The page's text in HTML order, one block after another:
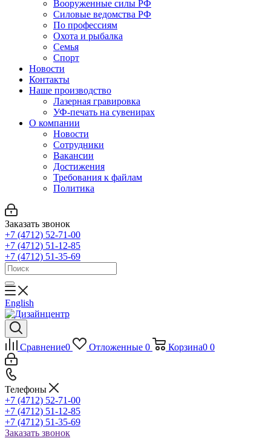
Вооруженные силы РФ
Силовые ведомства РФ
По профессиям
Охота и рыбалка
Семья
Спорт
Новости
Контакты
Наше производство
Лазерная гравировка
УФ-печать на сувенирах
О компании
Новости
Сотрудники
Вакансии
Достижения
Требования к файлам
Политика
Заказать звонок
+7 (4712) 52-71-00
+7 (4712) 51-12-85
+7 (4712) 51-35-69
English
Сравнение0 Отложенные 0 Корзина0 0
Телефоны
+7 (4712) 52-71-00
+7 (4712) 51-12-85
+7 (4712) 51-35-69
Заказать звонок